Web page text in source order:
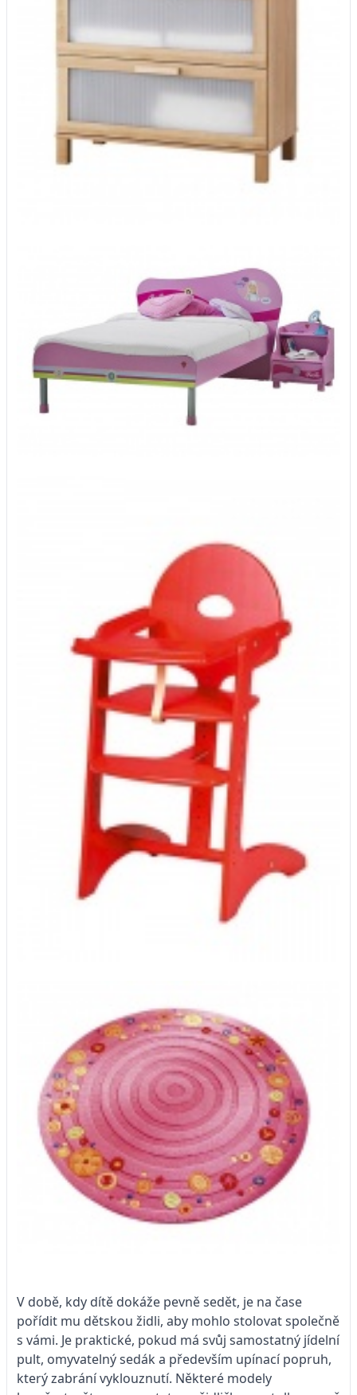
V době, kdy dítě dokáže pevně sedět, je na čase
pořídit mu dětskou židli, aby mohlo stolovat společně
s vámi. Je praktické, pokud má svůj samostatný jídelní
pult, omyvatelný sedák a především upínací popruh,
který zabrání vyklouznutí. Některé modely